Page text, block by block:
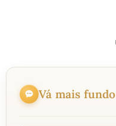
Vá mais fundo